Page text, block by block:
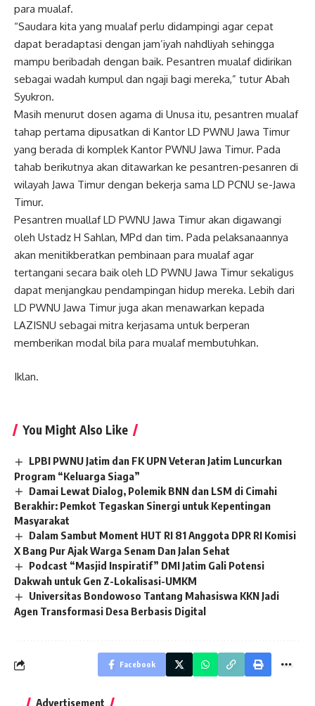
para mualaf.
“Saudara kita yang mualaf perlu didampingi agar cepat
dapat beradaptasi dengan jam’iyah nahdliyah sehingga
mampu beribadah dengan baik. Pesantren mualaf didirikan
sebagai wadah kumpul dan ngaji bagi mereka,” tutur Abah
Syukron.
Masih menurut dosen agama di Unusa itu, pesantren mualaf
tahap pertama dipusatkan di Kantor LD PWNU Jawa Timur
yang berada di komplek Kantor PWNU Jawa Timur. Pada
tahab berikutnya akan ditawarkan ke pesantren-pesanren di
wilayah Jawa Timur dengan bekerja sama LD PCNU se-Jawa
Timur.
Pesantren muallaf LD PWNU Jawa Timur akan digawangi
oleh Ustadz H Sahlan, MPd dan tim. Pada pelaksanaannya
akan menitikberatkan pembinaan para mualaf agar
tertangani secara baik oleh LD PWNU Jawa Timur sekaligus
dapat menjangkau pendampingan hidup mereka. Lebih dari
LD PWNU Jawa Timur juga akan menawarkan kepada
LAZISNU sebagai mitra kerjasama untuk berperan
memberikan modal bila para mualaf membutuhkan.
Iklan.
You Might Also Like
LPBI PWNU Jatim dan FK UPN Veteran Jatim Luncurkan
Program “Keluarga Siaga”
Damai Lewat Dialog, Polemik BNN dan LSM di Cimahi
Berakhir: Pemkot Tegaskan Sinergi untuk Kepentingan
Masyarakat
Dalam Sambut Moment HUT RI 81 Anggota DPR RI Komisi
X Bang Pur Ajak Warga Senam Dan Jalan Sehat
Podcast “Masjid Inspiratif” DMI Jatim Gali Potensi
Dakwah untuk Gen Z-Lokalisasi-UMKM
Universitas Bondowoso Tantang Mahasiswa KKN Jadi
Agen Transformasi Desa Berbasis Digital
Facebook
Advertisement